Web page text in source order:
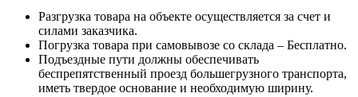
Разгрузка товара на объекте осуществляется за счет и
силами заказчика.
Погрузка товара при самовывозе со склада – Бесплатно.
Подъездные пути должны обеспечивать
беспрепятственный проезд большегрузного транспорта,
иметь твердое основание и необходимую ширину.